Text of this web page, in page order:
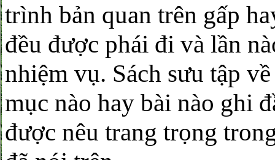
trình bản quan trên gấp
đều được phái đi và lần
nhiệm vụ. Sách sưu tập
mục nào hay bài nào ghi
được nêu trang trọng